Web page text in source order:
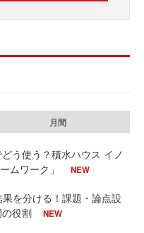
月間
う使う？積水ハウス イノ
ムワーク」
NEW
果を分ける！課題・論点設
役割
NEW